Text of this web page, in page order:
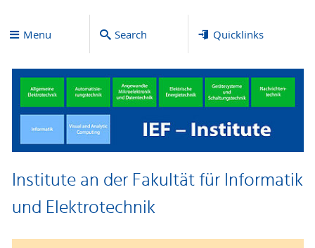
Menu Search Quicklinks
Institute an der Fakultät für Informatik
und Elektrotechnik